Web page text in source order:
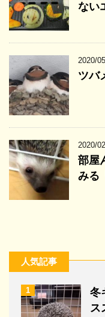
ない
2020/
ツバ
2020/
部屋
みる
人気記事
1
冬
ス